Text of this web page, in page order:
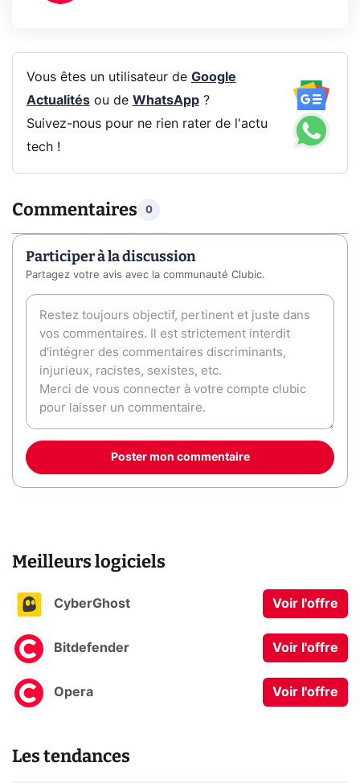
Vous êtes un utilisateur de Google
Actualitésou de WhatsApp?
Suivez-nous pour ne rien rater de l'actu
tech !
Commentaires 0
Participer à la discussion
Partagez votre avis avec la communauté Clubic.
Poster mon commentaire
Meilleurs logiciels
CyberGhost Voir l'offre
Bitdefender Voir l'offre
Opera Voir l'offre
Les tendances